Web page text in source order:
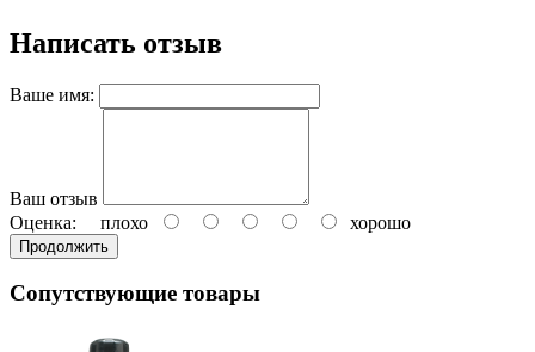
Написать отзыв
Ваше имя:
Ваш отзыв
Оценка: плохо хорошо
Продолжить
Сопутствующие товары